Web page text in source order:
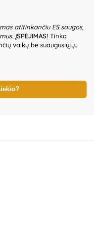
atitinkančiu ES saugos,
ĮSPĖJIMAS! Tinka
vaikų be suaugusiųjų
žaislo ir detalių būklę.
yra pažeista. Pakuotė
pakuotės
Importuotojas:
Jeziorko,